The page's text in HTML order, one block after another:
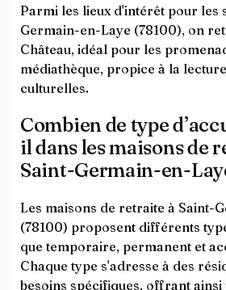
Parmi les lieux d'intérêt pour les
Germain-en-Laye (78100), on
Château, idéal pour les
médiathèque, propice à la
culturelles.
Combien de type
il dans les maisons de
Saint-Germain-en-
Les maisons de retraite à Saint-
(78100) proposent différents
que temporaire, permanent et
Chaque type s'adresse à des
besoins spécifiques, offrant ainsi